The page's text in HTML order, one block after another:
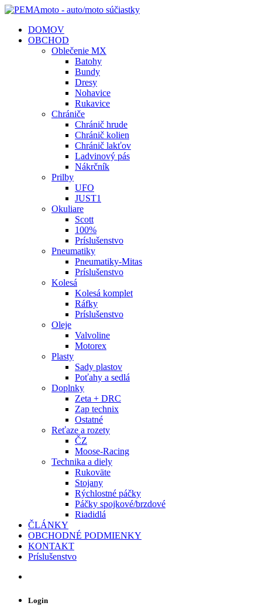
DOMOV
OBCHOD
Oblečenie MX
Batohy
Bundy
Dresy
Nohavice
Rukavice
Chrániče
Chránič hrude
Chránič kolien
Chránič lakťov
Ladvinový pás
Nákrčník
Prilby
UFO
JUST1
Okuliare
Scott
100%
Príslušenstvo
Pneumatiky
Pneumatiky-Mitas
Príslušenstvo
Kolesá
Kolesá komplet
Ráfky
Príslušenstvo
Oleje
Valvoline
Motorex
Plasty
Sady plastov
Poťahy a sedlá
Doplnky
Zeta + DRC
Zap technix
Ostatné
Reťaze a rozety
ČZ
Moose-Racing
Technika a diely
Rukoväte
Stojany
Rýchlostné páčky
Páčky spojkové/brzdové
Riadidlá
ČLÁNKY
OBCHODNÉ PODMIENKY
KONTAKT
Príslušenstvo
Login